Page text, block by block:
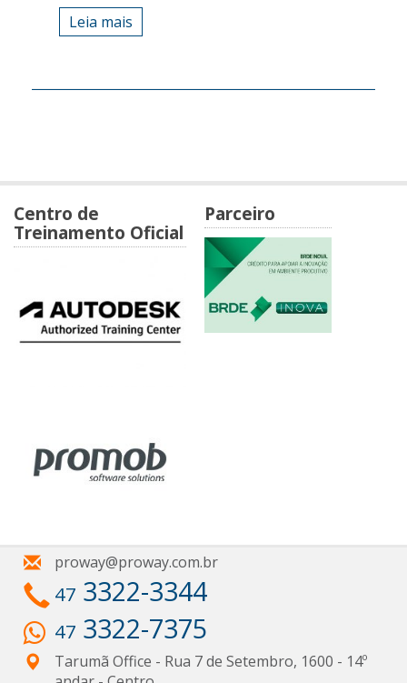
Leia mais
Centro de
Treinamento Oficial
Parceiro
proway@proway.com.br
47 3322-3344
47 3322-7375
Tarumã Office - Rua 7 de Setembro, 1600 - 14º